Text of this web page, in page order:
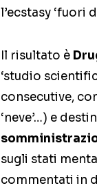
l’ecstasy ‘fuori
Il risultato è
‘studio
consecutive,
‘neve’…) e
sugli stati
commentati in